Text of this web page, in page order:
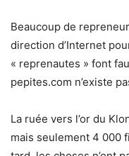
Beaucoup de
direction d’Internet
« reprenautes » font
pepites.com n’existe
La ruée vers l’or du
mais seulement 4 000